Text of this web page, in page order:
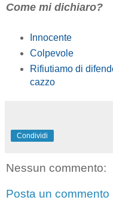
Come mi dichiaro?
Innocente
Colpevole
Rifiutiamo di
cazzo
Condividi
Nessun commento:
Posta un commento